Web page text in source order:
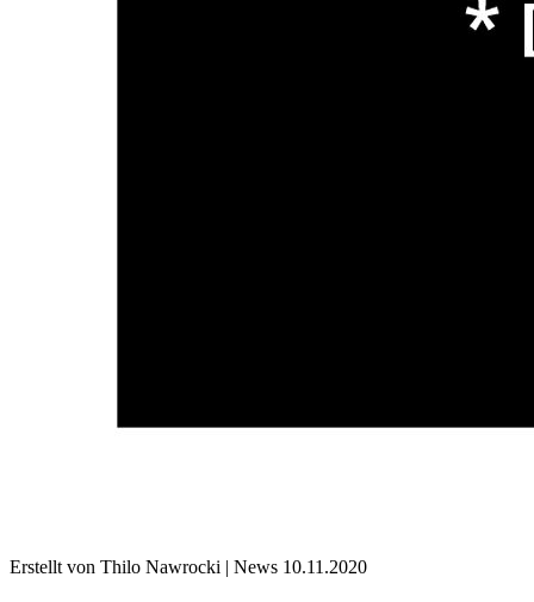
Erstellt von Thilo Nawrocki | News 10.11.2020